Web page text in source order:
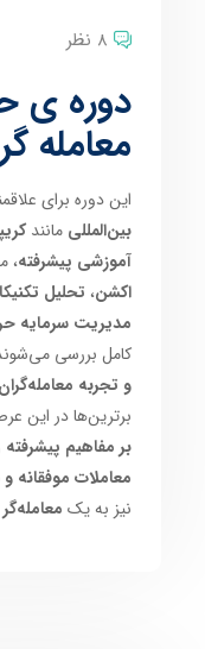
8 نظر
دوره ی
معامله
این دوره برای
بین‌المللی مانند
آموزشی پیشرفته،
اکشن، تحلیل
مدیریت سرمایه
کامل بررسی
و تجربه معامله‌گران
برترین‌ها در این
بر مفاهیم پیشرفته
معاملات موفقانه
نیز به یک